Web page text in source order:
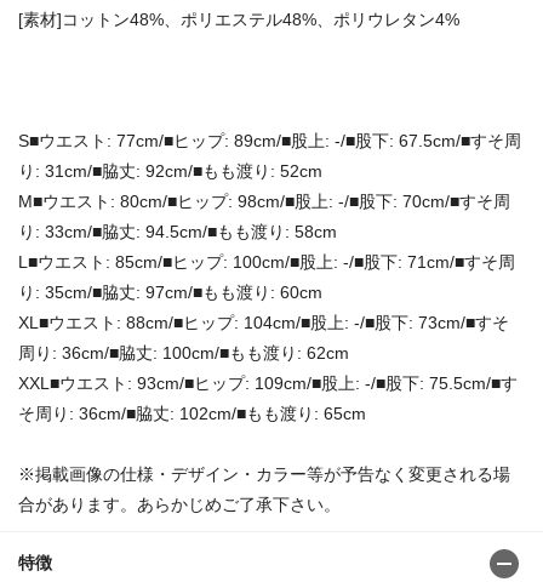
[素材]コットン48%、ポリエステル48%、ポリウレタン4%
S■ウエスト: 77cm/■ヒップ: 89cm/■股上: -/■股下: 67.5cm/■すそ周
り: 31cm/■脇丈: 92cm/■もも渡り: 52cm
M■ウエスト: 80cm/■ヒップ: 98cm/■股上: -/■股下: 70cm/■すそ周
り: 33cm/■脇丈: 94.5cm/■もも渡り: 58cm
L■ウエスト: 85cm/■ヒップ: 100cm/■股上: -/■股下: 71cm/■すそ周
り: 35cm/■脇丈: 97cm/■もも渡り: 60cm
XL■ウエスト: 88cm/■ヒップ: 104cm/■股上: -/■股下: 73cm/■すそ
周り: 36cm/■脇丈: 100cm/■もも渡り: 62cm
XXL■ウエスト: 93cm/■ヒップ: 109cm/■股上: -/■股下: 75.5cm/■す
そ周り: 36cm/■脇丈: 102cm/■もも渡り: 65cm
※掲載画像の仕様・デザイン・カラー等が予告なく変更される場
合があります。あらかじめご了承下さい。
特徴